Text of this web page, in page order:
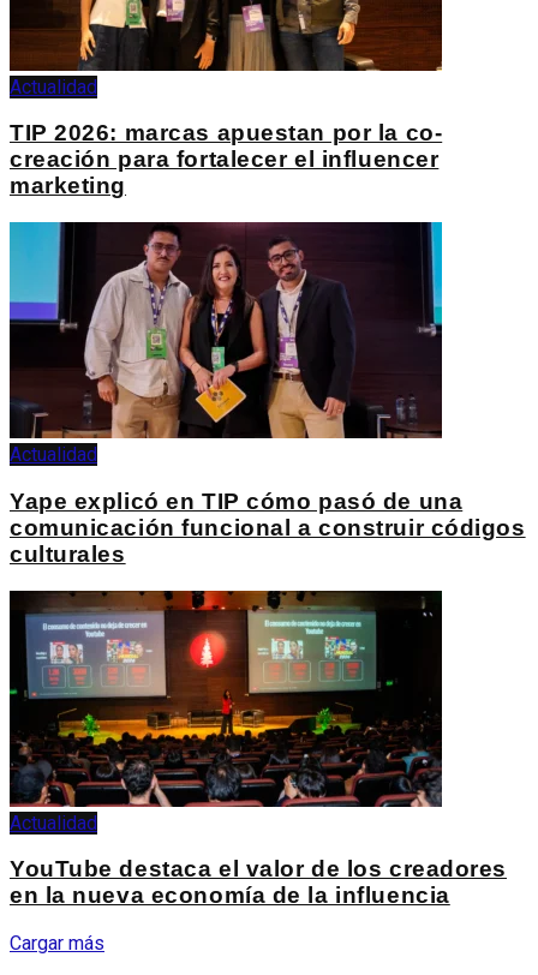
Actualidad
TIP 2026: marcas apuestan por la co-
creación para fortalecer el influencer
marketing
Actualidad
Yape explicó en TIP cómo pasó de una
comunicación funcional a construir códigos
culturales
Actualidad
YouTube destaca el valor de los creadores
en la nueva economía de la influencia
Cargar más